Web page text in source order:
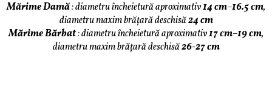
Mărime Damă:diametru încheietură aproximativ14 cm–16.5 cm,
diametru maxim brățară deschisă24 cm
Mărime Bărbat:diametru încheietură aproximativ17 cm–19 cm,
diametru maxim brățară deschisă26-27 cm